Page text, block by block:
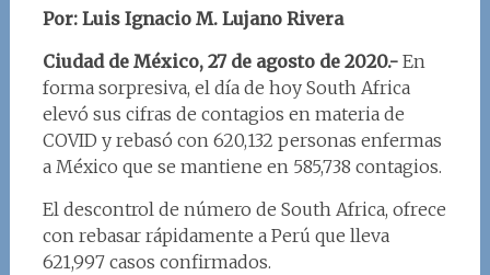
Por: Luis Ignacio M. Lujano Rivera
Ciudad de México, 27 de agosto de 2020.-En
forma sorpresiva, el día de hoy South Africa
elevó sus cifras de contagios en materia de
COVID y rebasó con 620,132 personas enfermas
a México que se mantiene en 585,738 contagios.
El descontrol de número de South Africa, ofrece
con rebasar rápidamente a Perú que lleva
621,997 casos confirmados.